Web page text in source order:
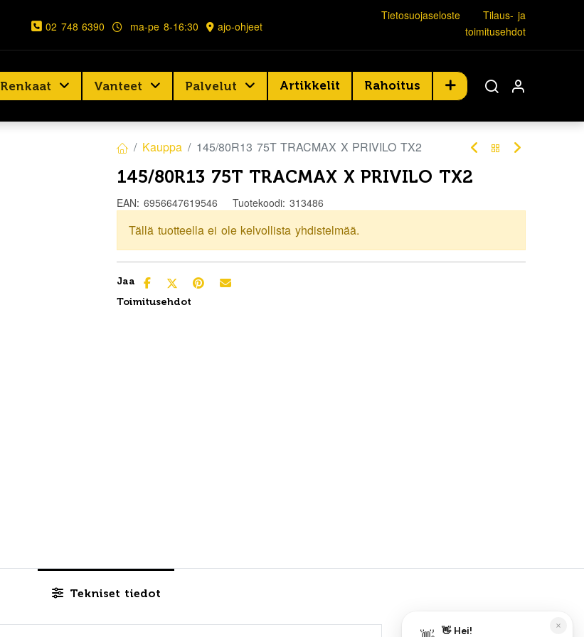
02 748 6390 ma-pe 8-16:30 ajo-ohjeet
Tietosuojaseloste
Tilaus- ja
toimitusehdot
Renkaat Vanteet Palvelut Artikkelit Rahoitus
Kauppa 145/80R13 75T TRACMAX X PRIVILO TX2
145/80R13 75T TRACMAX X PRIVILO TX2
EAN: 6956647619546 Tuotekoodi: 313486
Tällä tuotteella ei ole kelvollista yhdistelmää.
Jaa
Toimitusehdot
Tekniset tiedot